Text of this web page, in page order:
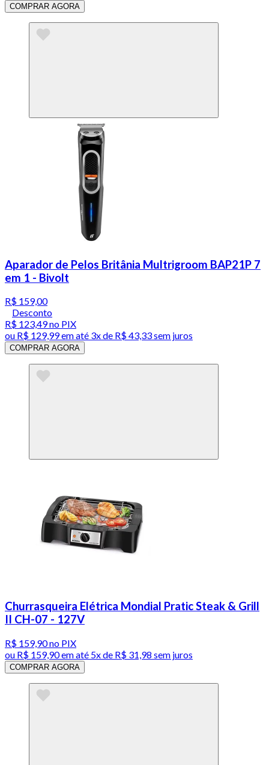
COMPRAR AGORA
Aparador de Pelos Britânia Multrigroom BAP21P 7
em 1 - Bivolt
R$ 159,00
Desconto
R$ 123,49no PIX
ou R$ 129,99em até 3x de R$ 43,33 sem juros
COMPRAR AGORA
Churrasqueira Elétrica Mondial Pratic Steak & Grill
II CH-07 - 127V
R$ 159,90no PIX
ou R$ 159,90em até 5x de R$ 31,98 sem juros
COMPRAR AGORA